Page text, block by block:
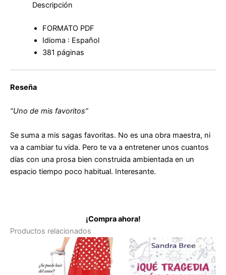
Descripción
FORMATO PDF
Idioma : Español
381 páginas
Reseña
“Uno de mis favoritos”
Se suma a mis sagas favoritas. No es una obra maestra, ni
va a cambiar tu vida. Pero te va a entretener unos cuantos
días con una prosa bien construida ambientada en un
espacio tiempo poco habitual. Interesante.
¡Compra ahora!
Productos relacionados